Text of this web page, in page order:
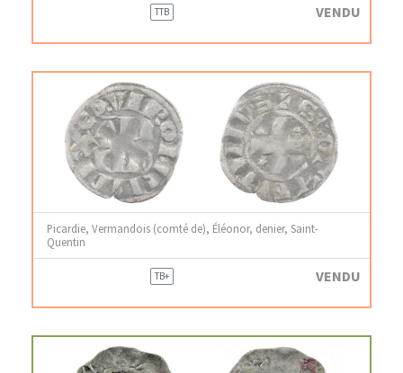
TTB VENDU
Picardie, Vermandois (comté de), Éléonor, denier, Saint-
Quentin
TB+ VENDU